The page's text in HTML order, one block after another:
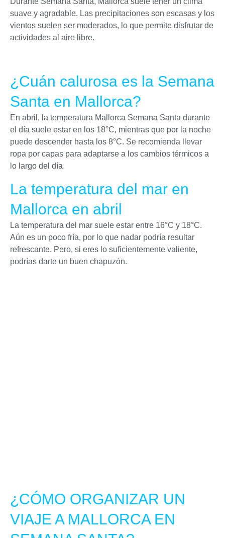
suave y agradable. Las precipitaciones son escasas y los
vientos suelen ser moderados, lo que permite disfrutar de
actividades al aire libre.
¿Cuán calurosa es la Semana
Santa en Mallorca?
En abril, la temperatura Mallorca Semana Santa durante
el día suele estar en los 18°C, mientras que por la noche
puede descender hasta los 8°C. Se recomienda llevar
ropa por capas para adaptarse a los cambios térmicos a
lo largo del día.
La temperatura del mar en
Mallorca en abril
La temperatura del mar suele estar entre 16°C y 18°C.
Aún es un poco fría, por lo que nadar podría resultar
refrescante. Pero, si eres lo suficientemente valiente,
podrías darte un buen chapuzón.
¿CÓMO ORGANIZAR UN
VIAJE A MALLORCA EN